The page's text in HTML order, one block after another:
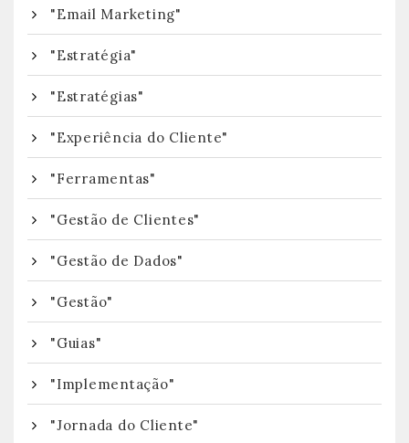
"Email Marketing"
"Estratégia"
"Estratégias"
"Experiência do Cliente"
"Ferramentas"
"Gestão de Clientes"
"Gestão de Dados"
"Gestão"
"Guias"
"Implementação"
"Jornada do Cliente"